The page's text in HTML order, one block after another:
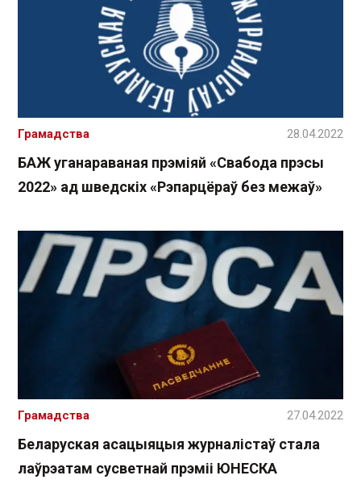
БАЖ уганараваная прэміяй «Свабода прэсы
2022» ад шведскіх «Рэпарцёраў без межаў»
Грамадства 28.04.2022
Беларуская асацыяцыя журналістаў стала
лаўрэатам сусветнай прэміі ЮНЕСКА
Грамадства 27.04.2022